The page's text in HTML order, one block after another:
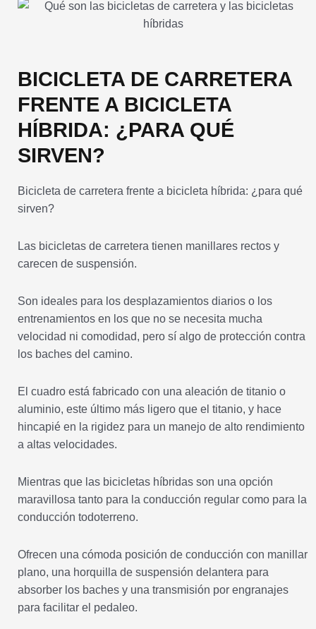
BICICLETA DE CARRETERA
FRENTE A BICICLETA
HÍBRIDA: ¿PARA QUÉ
SIRVEN?
Bicicleta de carretera frente a bicicleta híbrida: ¿para qué
sirven?
Las bicicletas de carretera tienen manillares rectos y
carecen de suspensión.
Son ideales para los desplazamientos diarios o los
entrenamientos en los que no se necesita mucha
velocidad ni comodidad, pero sí algo de protección contra
los baches del camino.
El cuadro está fabricado con una aleación de titanio o
aluminio, este último más ligero que el titanio, y hace
hincapié en la rigidez para un manejo de alto rendimiento
a altas velocidades.
Mientras que las bicicletas híbridas son una opción
maravillosa tanto para la conducción regular como para la
conducción todoterreno.
Ofrecen una cómoda posición de conducción con manillar
plano, una horquilla de suspensión delantera para
absorber los baches y una transmisión por engranajes
para facilitar el pedaleo.